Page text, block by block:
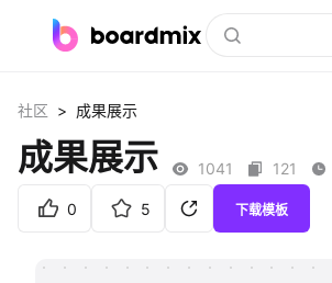
社区资源
企业服务
社区 > 成果展示
成果展示 1041 121
0 5 下载模板